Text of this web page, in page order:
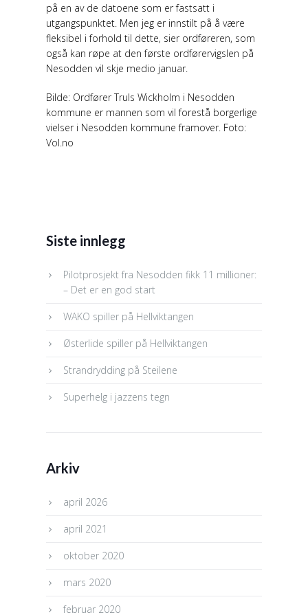
på en av de datoene som er fastsatt i
utgangspunktet. Men jeg er innstilt på å være
fleksibel i forhold til dette, sier ordføreren, som
også kan røpe at den første ordførervigslen på
Nesodden vil skje medio januar.
Bilde: Ordfører Truls Wickholm i Nesodden
kommune er mannen som vil forestå borgerlige
vielser i Nesodden kommune framover. Foto:
Vol.no
Siste innlegg
Pilotprosjekt fra Nesodden fikk 11 millioner:
– Det er en god start
WAKO spiller på Hellviktangen
Østerlide spiller på Hellviktangen
Strandrydding på Steilene
Superhelg i jazzens tegn
Arkiv
april 2026
april 2021
oktober 2020
mars 2020
februar 2020